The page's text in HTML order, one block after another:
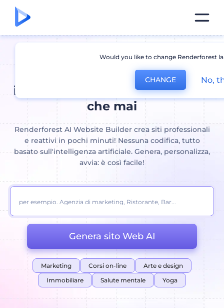
Costruttore di siti Web AI: Crea
il tuo sito web più velocemente
che mai
Renderforest AI Website Builder crea siti professionali
e reattivi in ​​pochi minuti! Nessuna codifica, tutto
basato sull'intelligenza artificiale. Genera, personalizza,
avvia: è così facile!
Genera sito Web AI
Marketing Corsi on-line
Arte e design
Immobiliare
Salute mentale Yoga
Would you like to change Renderforest
CHANGE No,